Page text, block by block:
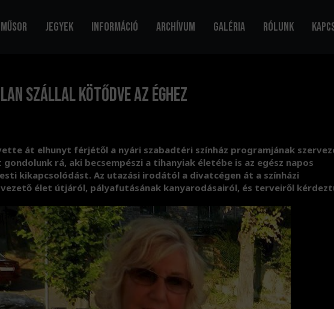
Műsor Jegyek Információ Archívum Galéria Rólunk
szállal kötődve az éghez
át elhunyt férjétől a nyári szabadtéri színház programjának
rá, aki becsempészi a tihanyiak életébe is az egész napos
kikapcsolódást. Az utazási irodától a divatcégen át a színházi
élet útjáról, pályafutásának kanyarodásairól, és terveiről